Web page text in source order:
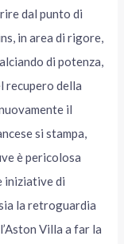
dal punto di
in area di rigore,
di potenza,
recupero della
il
si stampa,
è pericolosa
iniziative di
la retroguardia
Villa a far la